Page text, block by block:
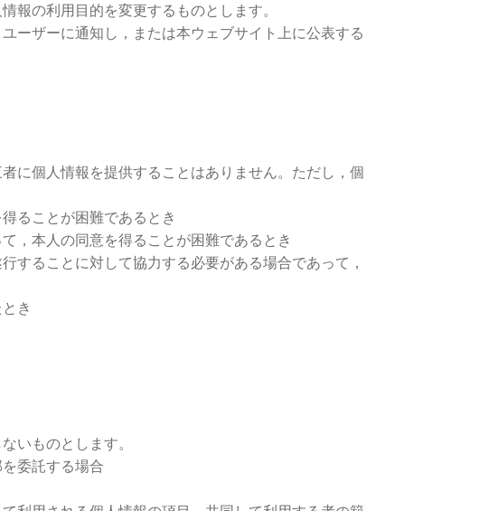
報の利用目的を変更するものとします。
ーザーに通知し，または本ウェブサイト上に公表する
に個人情報を提供することはありません。ただし，個
ることが困難であるとき
，本人の同意を得ることが困難であるとき
することに対して協力する必要がある場合であって，
き
いものとします。
委託する場合